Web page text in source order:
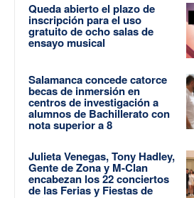
Queda abierto el plazo de
inscripción para el uso
gratuito de ocho salas de
ensayo musical
Salamanca concede catorce
becas de inmersión en
centros de investigación a
alumnos de Bachillerato con
nota superior a 8
Julieta Venegas, Tony Hadley,
Gente de Zona y M-Clan
encabezan los 22 conciertos
de las Ferias y Fiestas de